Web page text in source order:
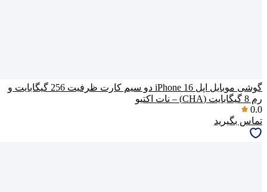
گوشی موبایل اپل iPhone 16 دو سیم کارت ظرفیت 256 گیگابایت و
رم 8 گیگابایت (CHA) – نات اکتیو
0.0
تماس بگیرید